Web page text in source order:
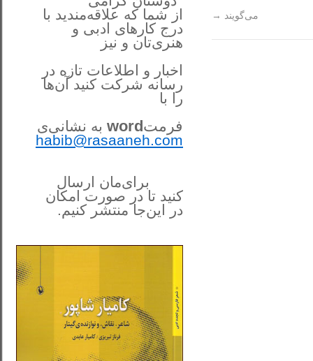
می‌گویند →
از شما که علاقه‌مندید با
درج کارهای‌ ادبی و
هنری‌تان و نیز
اخبار و اطلاعات تازه در
رسانه شرکت کنید آن‌ها
را با
فرمتword به نشانی‌ی
habib@rasaaneh.com
برای‌مان ارسال
کنید تا در صورت امکان
در این‌جامنتشر کنیم.